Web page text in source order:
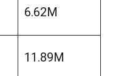
6.62M
11.89M